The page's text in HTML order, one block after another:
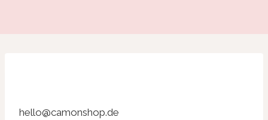
hello@camonshop.de